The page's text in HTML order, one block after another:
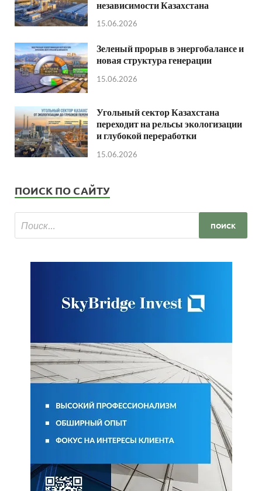
независимости Казахстана
15.06.2026
Зеленый прорыв в энергобалансе и
новая структура генерации
15.06.2026
Угольный сектор Казахстана
переходит на рельсы экологизации
и глубокой переработки
15.06.2026
ПОИСК ПО САЙТУ